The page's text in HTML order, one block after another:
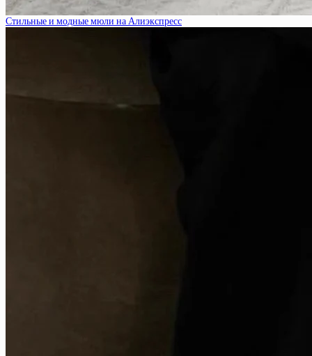
Стильные и модные мюли на Алиэкспресс